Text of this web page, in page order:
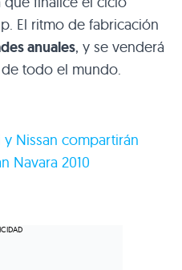
El ritmo de fabricación
anuales, y se venderá
todo el mundo.
Nissan compartirán
Navara 2010